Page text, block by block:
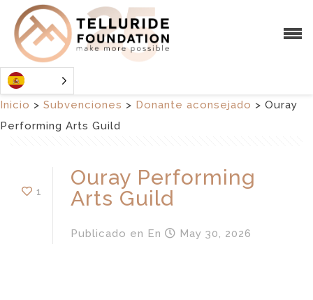
Inicio > Subvenciones > Donante aconsejado > Ouray
Performing Arts Guild
1
Ouray Performing
Arts Guild
Publicado en En May 30, 2026